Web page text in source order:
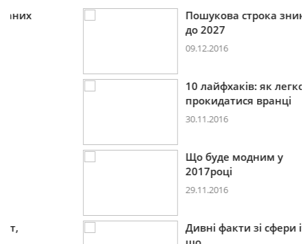
Пошукова строка зникне
10 лайфхаків: як легко
прокидатися вранці
Що буде модним у
Дивні факти зі сфери іт,